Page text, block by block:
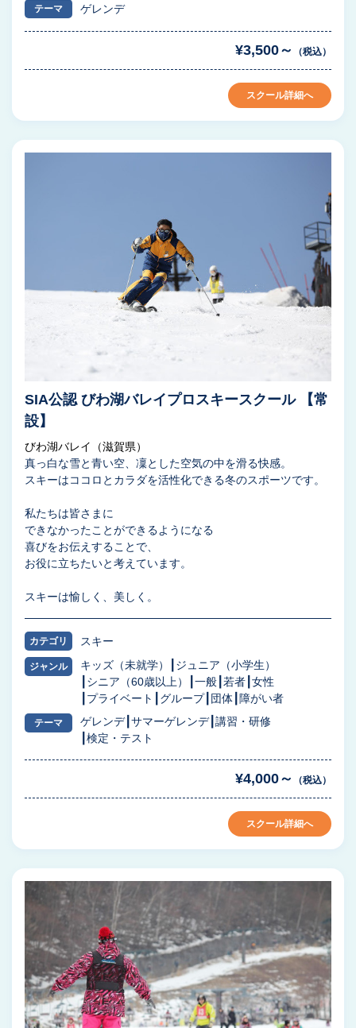
テーマ ゲレンデ
¥3,500～ （税込）
スクール詳細へ
SIA公認 びわ湖バレイプロスキースクール 【常
設】
びわ湖バレイ（滋賀県）
真っ白な雪と青い空、凜とした空気の中を滑る快感。
スキーはココロとカラダを活性化できる冬のスポーツです。
私たちは皆さまに
できなかったことができるようになる
喜びをお伝えすることで、
お役に立ちたいと考えています。
スキーは愉しく、美しく。
カテゴリ スキー
ジャンル キッズ（未就学）
ジュニア（小学生）
シニア（60歳以上）
一般 若者 女性
プライベート
グループ 団体 障がい者
テーマ ゲレンデ サマーゲレンデ 講習・研修
検定・テスト
¥4,000～ （税込）
スクール詳細へ